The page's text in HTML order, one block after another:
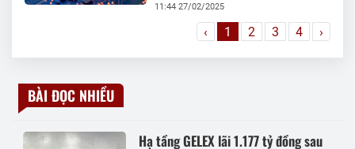
11:44 27/02/2025
‹ 1 2 3 4 ›
BÀI ĐỌC NHIỀU
Hạ tầng GELEX lãi 1.177 tỷ đồng sau